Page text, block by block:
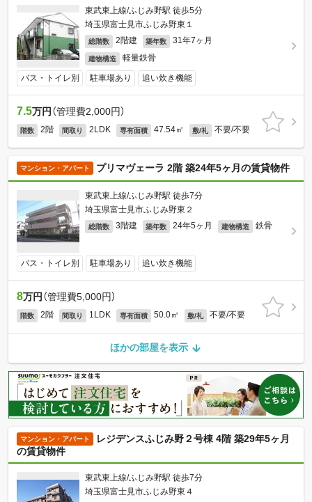
東武東上線/ふじみ野駅 徒歩5分
埼玉県富士見市ふじみ野東１
総階数 2階建 築年数 31年7ヶ月
建物構造 軽量鉄骨
バス・トイレ別 駐車場あり 追い炊き機能
7.5万円 （管理費2,000円）
階数 2階 間取り 2LDK 専有面積 47.54㎡ 敷/礼 不要/不要
マンション・アパート プリマヴェーラ 2階 築24年5ヶ月の賃貸物件
東武東上線/ふじみ野駅 徒歩7分
埼玉県富士見市ふじみ野東２
総階数 3階建 築年数 24年5ヶ月 建物構造 鉄骨
バス・トイレ別 駐車場あり 追い炊き機能
8万円 （管理費5,000円）
階数 2階 間取り 1LDK 専有面積 50.0㎡ 敷/礼 不要/不要
ほかの部屋を表示
マンション・アパート
レジデンスふじみ野２号棟 4階 築29年5ヶ月
の賃貸物件
東武東上線/ふじみ野駅 徒歩7分
埼玉県富士見市ふじみ野東４